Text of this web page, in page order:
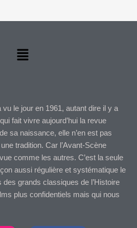
Menu
vu le jour en 1961, autant dire il y a
fait vivre aujourd’hui la revue
sa naissance, elle n’en est pas
tradition. Car l’Avant-Scène
comme les autres. C’est la seule
aussi régulière et systématique le
grands classiques de l’Histoire
plus confidentiels mais qui nous